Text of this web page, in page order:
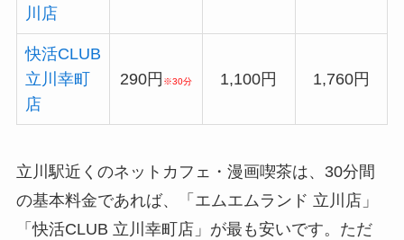
川店
快活CLUB
立川幸町
店
290円 ※30分 1,100円 1,760円
立川駅近くのネットカフェ・漫画喫茶は、30分間
の基本料金であれば、「エムエムランド 立川店」
「快活CLUB 立川幸町店」が最も安いです。ただ